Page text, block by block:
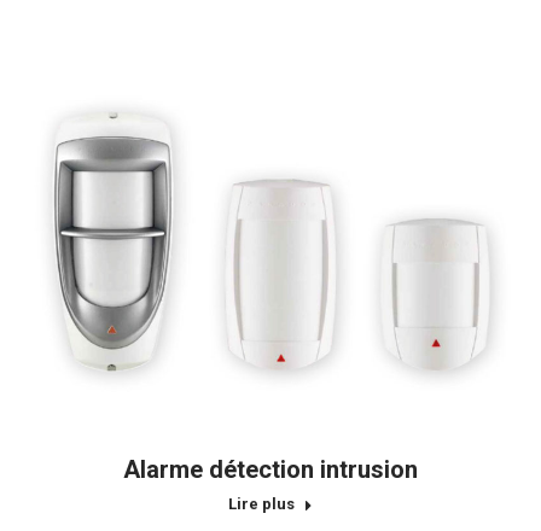
Alarme détection intrusion
Lire plus